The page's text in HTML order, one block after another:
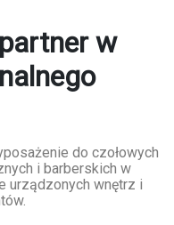
w
do czołowych
i barberskich w
urządzonych wnętrz i